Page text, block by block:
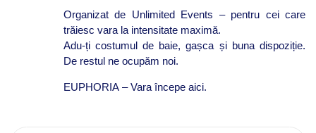
Organizat de Unlimited Events – pentru cei care
trăiesc vara la intensitate maximă.
Adu-ți costumul de baie, gașca și buna dispoziție.
De restul ne ocupăm noi.
EUPHORIA– Vara începe aici.